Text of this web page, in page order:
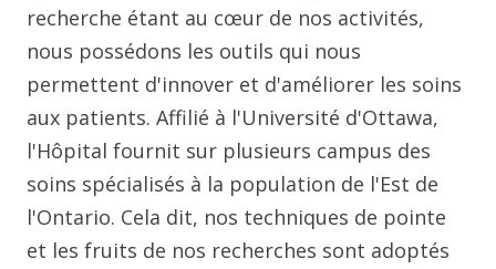
recherche étant au cœur de nos activités,
nous possédons les outils qui nous
permettent d'innover et d'améliorer les soins
aux patients. Affilié à l'Université d'Ottawa,
l'Hôpital fournit sur plusieurs campus des
soins spécialisés à la population de l'Est de
l'Ontario. Cela dit, nos techniques de pointe
et les fruits de nos recherches sont adoptés